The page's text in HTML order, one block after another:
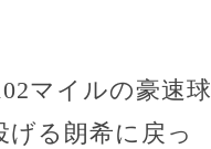
マイルの豪速球
る朗希に戻っ